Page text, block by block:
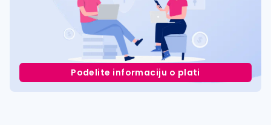
Podelite informaciju o plati